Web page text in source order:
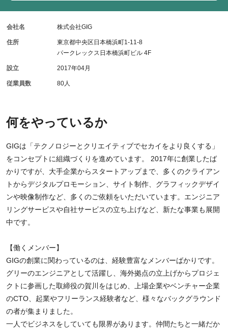
何をやっているか
GIGは「テクノロジーとクリエイティブでセカイをより良くする」
をコンセプトに組織づくりを進めています。 2017年に創業したば
かりですが、大手企業からスタートアップまで、多くのクライアン
トからデジタルプロモーション、サイト制作、グラフィックデザイ
ンや映像制作など、多くのご依頼をいただいています。エンジニア
リングサービスや自社サービスの立ち上げなど、新たな事業も展開
中です。
【働くメンバー】
GIGの創業に関わっているのは、経験豊富なメンバーばかりです。
グリーのエンジニアとして活躍し、海外拠点の立上げからプロジェ
クトに参画した取締役の賀川をはじめ、上場企業やベンチャー企業
のCTO、起業やフリーランス経験者など、様々なバックグラウンド
の者が集まりました。
一人でビジネスをしていても限界があります。仲間たちと一緒だか
会社名 株式会社GIG
住所
東京都中央区日本橋浜町1-11-8
パークレックス日本橋浜町ビル 4F
設立 2017年04月
従業員数 80人